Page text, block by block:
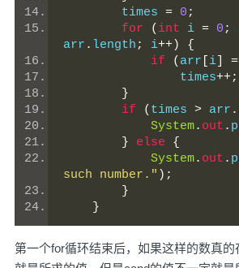
        times
= 0 ;
for
( int i = 0 ;
arr . length ; i++)
{
if
( arr i
                times
++;
}
if
( times > arr .
System. out .
}
else
{
System. out .
such number." );
}
}
第一个for循环结束后，如果这样的数真